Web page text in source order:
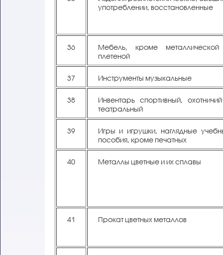
употреблении, восстановленные
36
Мебель, кроме
плетеной
37 Инструменты музыкальные
38
Инвентарь спортивный,
театральный
39
Игры и игрушки, наглядные
пособия, кроме печатных
40 Металлы цветные и их сплавы
41 Прокат цветных металлов